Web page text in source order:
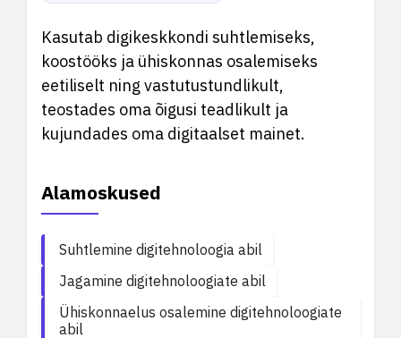
Kasutab digikeskkondi suhtlemiseks,
koostööks ja ühiskonnas osalemiseks
eetiliselt ning vastutustundlikult,
teostades oma õigusi teadlikult ja
kujundades oma digitaalset mainet.
Alamoskused
Suhtlemine digitehnoloogia abil
Jagamine digitehnoloogiate abil
Ühiskonnaelus osalemine digitehnoloogiate
abil